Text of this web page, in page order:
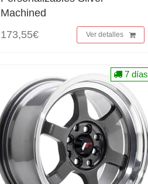
Machined
173,55€
Ver detalles
7 días